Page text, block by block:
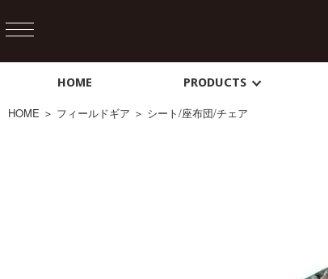
HOME PRODUCTS
HOME ＞ フィールドギア ＞ シート/座布団/チェア